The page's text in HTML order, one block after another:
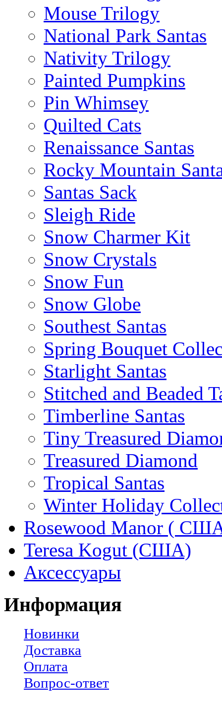
Mouse Trilogy
National Park Santas
Nativity Trilogy
Painted Pumpkins
Pin Whimsey
Quilted Cats
Renaissance Santas
Rocky Mountain
Santas Sack
Sleigh Ride
Snow Charmer Kit
Snow Crystals
Snow Fun
Snow Globe
Southest Santas
Spring Bouquet
Starlight Santas
Stitched and Beaded
Timberline Santas
Tiny Treasured
Treasured Diamond
Tropical Santas
Winter Holiday
Rosewood Manor (
Teresa Kogut (США)
Аксессуары
Информация
Новинки
Доставка
Оплата
Вопрос-ответ